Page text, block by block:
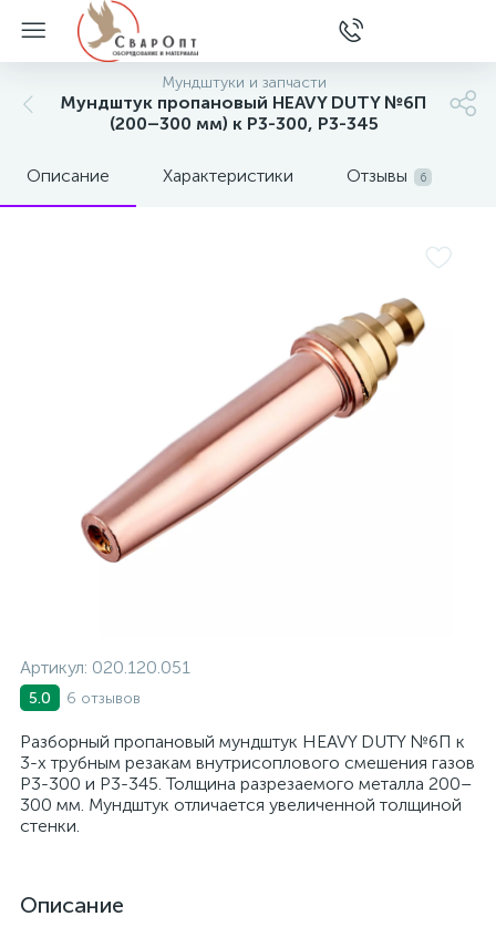
Мундштуки и запчасти
Мундштук пропановый HEAVY DUTY №6П
(200–300 мм) к Р3-300, Р3-345
Описание Характеристики Отзывы 6
Артикул: 020.120.051
5.0 6 отзывов
Разборный пропановый мундштук HEAVY DUTY №6П к
3-х трубным резакам внутрисоплового смешения газов
Р3-300 и Р3-345. Толщина разрезаемого металла 200–
300 мм. Мундштук отличается увеличенной толщиной
стенки.
Описание